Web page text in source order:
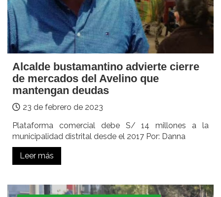
Alcalde bustamantino advierte cierre
de mercados del Avelino que
mantengan deudas
23 de febrero de 2023
Plataforma comercial debe S/ 14 millones a la
municipalidad distrital desde el 2017 Por: Danna
Leer más